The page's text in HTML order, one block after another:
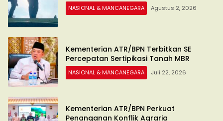
NASIONAL & MANCANEGARA Agustus 2, 2026
Kementerian ATR/BPN Terbitkan SE
Percepatan Sertipikasi Tanah MBR
NASIONAL & MANCANEGARA Juli 22, 2026
Kementerian ATR/BPN Perkuat
Penanganan Konflik Agraria